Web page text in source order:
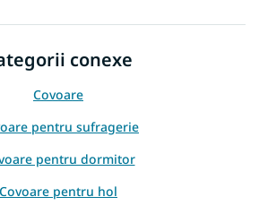
conexe
Covoare
pentru sufragerie
pentru dormitor
Covoare pentru hol